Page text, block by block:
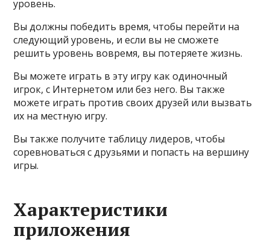
уровень.
Вы должны победить время, чтобы перейти на
следующий уровень, и если вы не сможете
решить уровень вовремя, вы потеряете жизнь.
Вы можете играть в эту игру как одиночный
игрок, с Интернетом или без него. Вы также
можете играть против своих друзей или вызвать
их на местную игру.
Вы также получите таблицу лидеров, чтобы
соревноваться с друзьями и попасть на вершину
игры.
Характеристики
приложения